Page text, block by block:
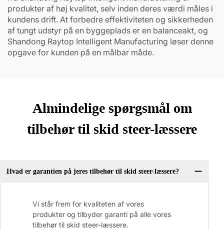
produkter af høj kvalitet, selv inden deres værdi måles i
kundens drift. At forbedre effektiviteten og sikkerheden
af tungt udstyr på en byggeplads er en balanceakt, og
Shandong Raytop Intelligent Manufacturing løser denne
opgave for kunden på en målbar måde.
Almindelige spørgsmål om
tilbehør til skid steer-læssere
Hvad er garantien på jeres tilbehør til skid steer-læssere?
Vi står frem for kvaliteten af vores
produkter og tilbyder garanti på alle vores
tilbehør til skid steer-læssere.